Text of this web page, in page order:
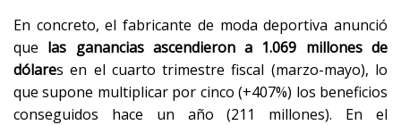
En concreto, el fabricante de moda deportiva anunció
que las ganancias ascendieron a 1.069 millones de
dólares en el cuarto trimestre fiscal (marzo-mayo), lo
que supone multiplicar por cinco (+407%) los beneficios
conseguidos hace un año (211 millones). En el